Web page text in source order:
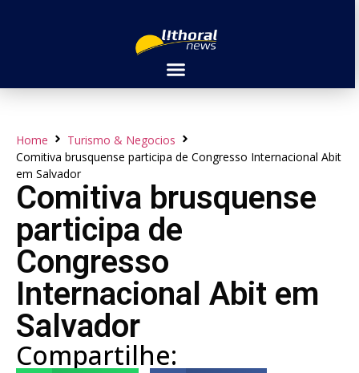
Home
Turismo & Negocios
Comitiva brusquense participa de Congresso Internacional Abit
em Salvador
Comitiva brusquense
participa de
Congresso
Internacional Abit em
Salvador
Compartilhe: